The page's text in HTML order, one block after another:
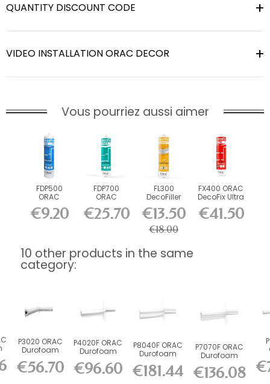
QUANTITY DISCOUNT CODE
VIDEO INSTALLATION ORAC DECOR
Vous pourriez aussi aimer
FDP500
ORAC
DecoFix Pro
310 ml
€9.20
FDP700
ORAC
DecoFix
Power 290
ml
€25.70
FL300
DecoFiller
€13.50
€18.00
FX400 ORAC
DecoFix Ultra
€41.50
10 other products in the same
category:
P3020 ORAC
Durofoam
Picture Rail
L200 x...
€56.70
P4020F ORAC
Durofoam
flexible chair
rail...
€96.60
P8040F ORAC
Durofoam
Flexible
Picture Rail...
€181.44
P7070F ORAC
Durofoam
flexible chair
rail...
€136.08